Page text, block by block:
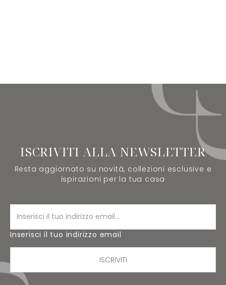
ISCRIVITI ALLA NEWSLETTER
Resta aggiornato su novità, collezioni esclusive e
ispirazioni per la tua casa
Inserisci il tuo indirizzo email
ISCRIVITI